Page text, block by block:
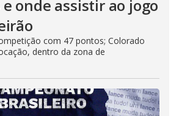
e onde assistir ao jogo
com 47 pontos; Colorado
dentro da zona de